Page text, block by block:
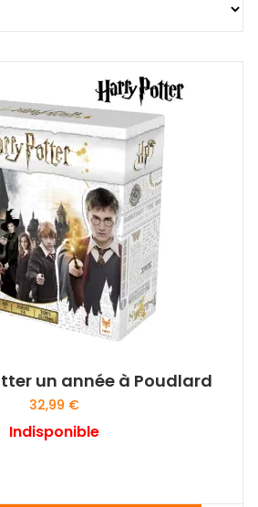
un année à Poudlard
32,99 €
Indisponible